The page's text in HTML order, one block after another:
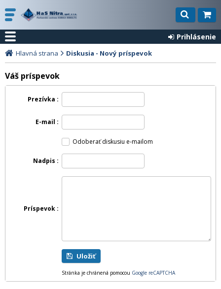
Prihlásenie
Hlavná strana Diskusia - Nový príspevok
Váš príspevok
Prezívka
E-mail
Odoberať diskusiu e-mailom
Nadpis
Príspevok
Uložiť
Stránka je chránená pomocou Google reCAPTCHA